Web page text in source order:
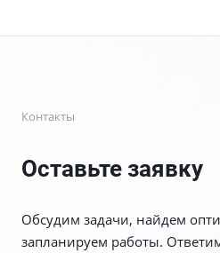
Контакты
Оставьте заявку
Обсудим задачи, найдем
запланируем работы.